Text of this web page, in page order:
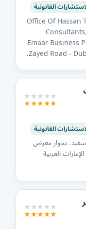
القانونية
Office Of Hassan
Emaar Business
Zayed Road -
القانونية
903، ميناء سعيد، بجوار معرض
العربية